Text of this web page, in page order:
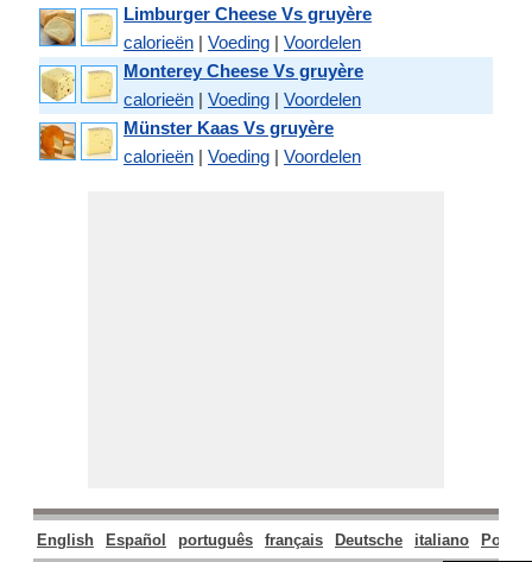
Limburger Cheese Vs gruyère
calorieën | Voeding | Voordelen
Monterey Cheese Vs gruyère
calorieën | Voeding | Voordelen
Münster Kaas Vs gruyère
calorieën | Voeding | Voordelen
English Español português français Deutsche italiano